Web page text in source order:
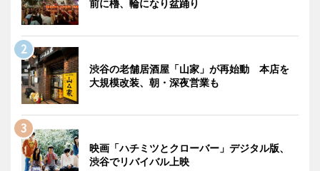
前に櫓、輪になり盆踊り
渋谷の老舗居酒屋「山家」が再始動 本店を
大規模改装、朝・深夜営業も
映画「ハチミツとクローバー」デジタル版、
渋谷でリバイバル上映